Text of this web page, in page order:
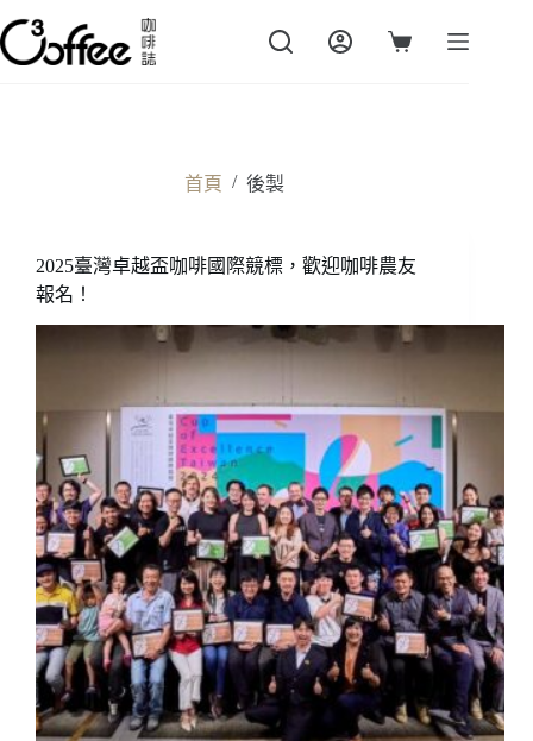
跳
至
主
購
首頁 / 後製
2025臺灣卓越盃咖啡國際競標，歡迎咖啡農友
報名！